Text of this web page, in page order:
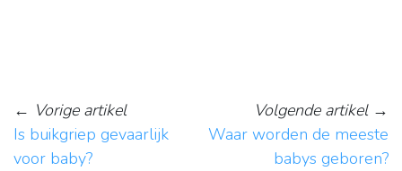
← Vorige artikel
Is buikgriep gevaarlijk
voor baby?
Volgende artikel→
Waar worden de meeste
babys geboren?